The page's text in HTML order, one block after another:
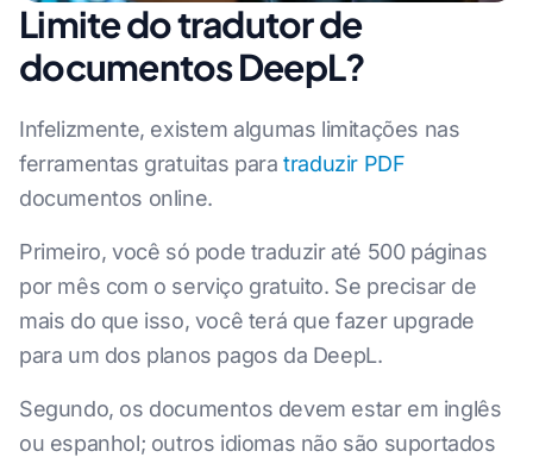
Limite do tradutor de
documentos DeepL?
Infelizmente, existem algumas limitações nas
ferramentas gratuitas paratraduzir PDF
documentos online.
Primeiro, você só pode traduzir até 500 páginas
por mês com o serviço gratuito. Se precisar de
mais do que isso, você terá que fazer upgrade
para um dos planos pagos da DeepL.
Segundo, os documentos devem estar em inglês
ou espanhol; outros idiomas não são suportados